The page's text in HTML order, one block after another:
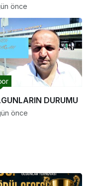
ev
yapacak
önce
DURUMU
önce